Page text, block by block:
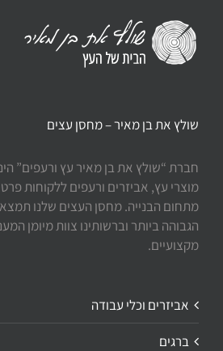
שולץ את בן מאיר – מחסן עצים
חברת “שולץ את בן מאיר עץ ורעפים”
מוצרי עץ, אביזרים ורעפים ללקוחות
מתחום הבנייה. מחסן העצים שלנו
הגבוהה ביותר וברשותינו צוות מיומן
מקצועיים.
אביזרים וכלי עבודה
ברגים